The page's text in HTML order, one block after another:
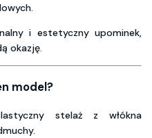
i estetyczny upominek,
okazję.
model?
stelaż z włókna